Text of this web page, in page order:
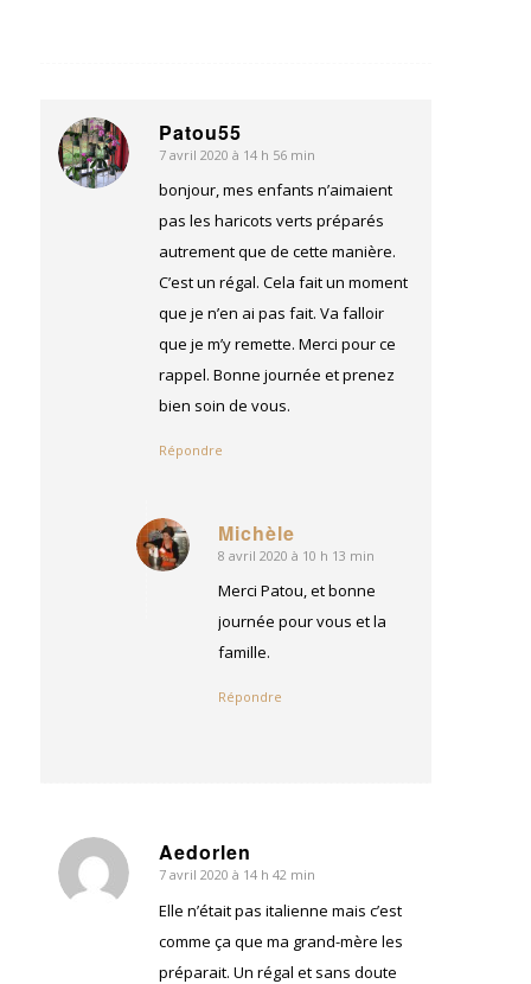
Patou55
dit
:
7 avril 2020 à 14 h 56 min
bonjour, mes enfants n’aimaient
pas les haricots verts préparés
autrement que de cette manière.
C’est un régal. Cela fait un moment
que je n’en ai pas fait. Va falloir
que je m’y remette. Merci pour ce
rappel. Bonne journée et prenez
bien soin de vous.
Répondre
Michèle
dit
8 avril 2020 à 10 h 13 min
Merci Patou, et bonne
journée pour vous et la
famille.
Répondre
Aedorlen
dit
7 avril 2020 à 14 h 42 min
Elle n’était pas italienne mais c’est
comme ça que ma grand-mère les
préparait. Un régal et sans doute